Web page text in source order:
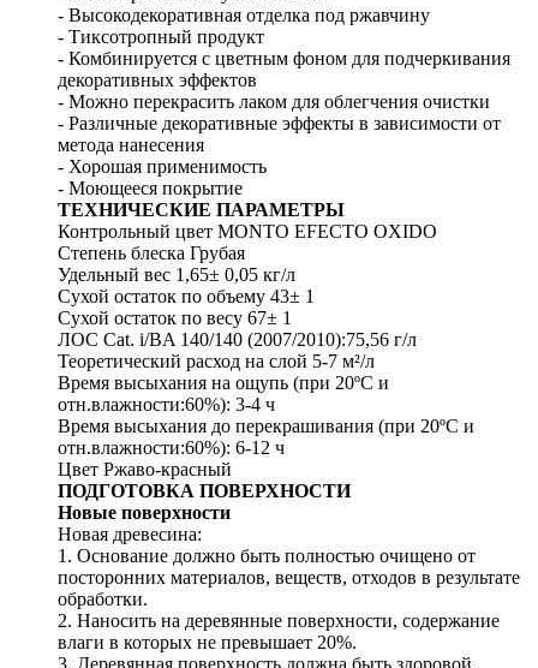
- Высокодекоративная отделка под ржавчину
- Тиксотропный продукт
- Комбинируется с цветным фоном для подчеркивания
декоративных эффектов
- Можно перекрасить лаком для облегчения очистки
- Различные декоративные эффекты в зависимости от
метода нанесения
- Хорошая применимость
- Моющееся покрытие
ТЕХНИЧЕСКИЕ ПАРАМЕТРЫ
Контрольный цвет MONTO EFECTO OXIDO
Степень блеска Грубая
Удельный вес 1,65± 0,05 кг/л
Сухой остаток по объему 43± 1
Сухой остаток по весу 67± 1
ЛОС Cat. i/BA 140/140 (2007/2010):75,56 г/л
Теоретический расход на слой 5-7 м²/л
Время высыхания на ощупь (при 20ºC и
отн.влажности:60%): 3-4 ч
Время высыхания до перекрашивания (при 20ºC и
отн.влажности:60%): 6-12 ч
Цвет Ржаво-красный
ПОДГОТОВКА ПОВЕРХНОСТИ
Новые поверхности
Новая древесина:
1. Основание должно быть полностью очищено от
посторонних материалов, веществ, отходов в результате
обработки.
2. Наносить на деревянные поверхности, содержание
влаги в которых не превышает 20%.
3. Деревянная поверхность должна быть здоровой,